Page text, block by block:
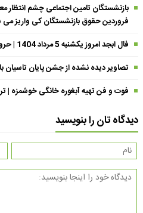
فروردین حقوق بازنشستگان کی واریز
فال ابجد امروز یکشنبه 5 مرداد 1404 | حروف ابجد از تغییرات مثبت خبر می‌دهند !
تصاویر دیده نشده از جشن پایان
فوت و فن تهیه آبغوره خانگی خوشمزه |
دیدگاه تان را بنویسید